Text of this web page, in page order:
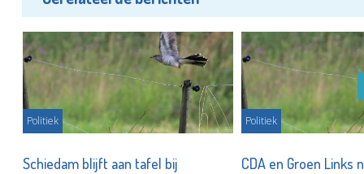
Politiek
Schiedam blijft aan tafel bij
Politiek
CDA en Groen Links